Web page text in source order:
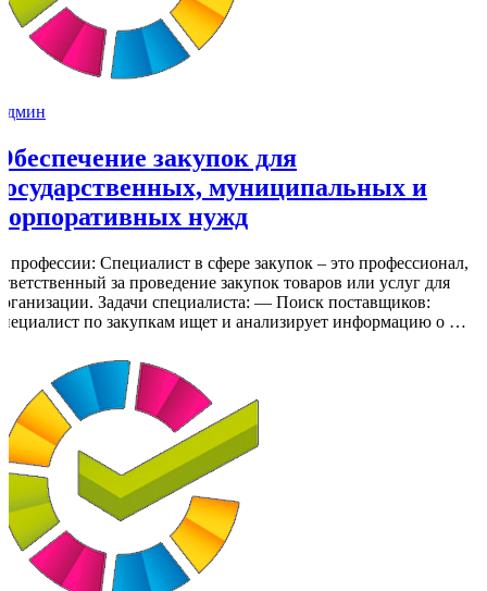
закупок для
муниципальных и
нужд
профессии: Специалист в сфере закупок – это профессионал,
за проведение закупок товаров или услуг для
Задачи специалиста: — Поиск поставщиков:
по закупкам ищет и анализирует информацию о …